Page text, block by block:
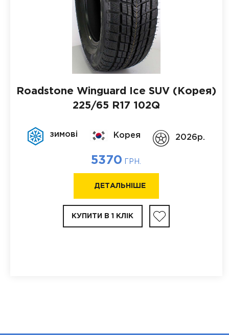
Roadstone Winguard Ice SUV (Корея)
225/65 R17 102Q
зимові Корея 2026p.
5370 ГРН.
ДЕТАЛЬНІШЕ
КУПИТИ В 1 КЛІК